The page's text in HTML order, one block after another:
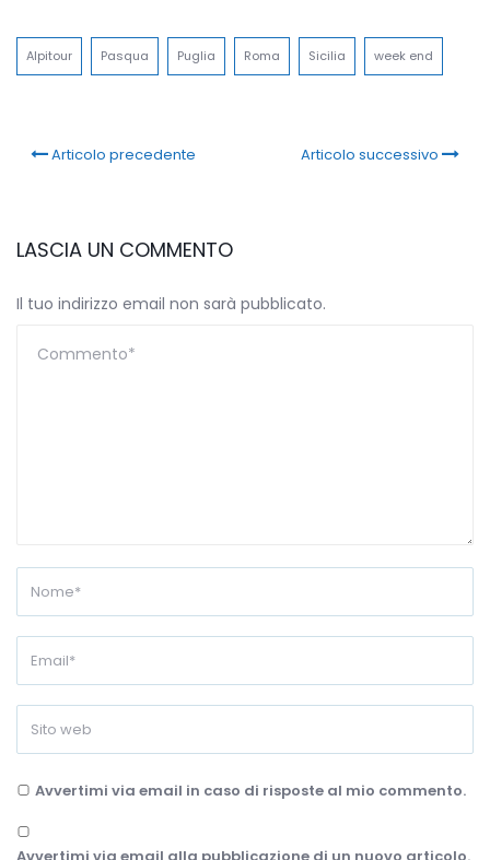
Alpitour Pasqua Puglia Roma Sicilia week end
Articolo precedente Articolo successivo
LASCIA UN COMMENTO
Il tuo indirizzo email non sarà pubblicato.
Avvertimi via email in caso di risposte al mio commento.